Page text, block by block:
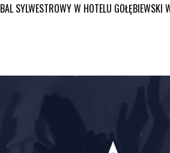
BAL SYLWESTROWY W HOTELU